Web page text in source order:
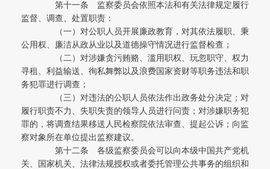
第十一条 监察委员会依照本法和有关法律规定履行
监督、调查、处置职责：
（一）对公职人员开展廉政教育，对其依法履职、秉
公用权、廉洁从政从业以及道德操守情况进行监督检查；
（二）对涉嫌贪污贿赂、滥用职权、玩忽职守、权力
寻租、利益输送、徇私舞弊以及浪费国家资财等职务违法和职
务犯罪进行调查；
（三）对违法的公职人员依法作出政务处分决定；对
履行职责不力、失职失责的领导人员进行问责；对涉嫌职务犯
罪的，将调查结果移送人民检察院依法审查、提起公诉；向监
察对象所在单位提出监察建议。
第十二条 各级监察委员会可以向本级中国共产党机
关、国家机关、法律法规授权或者委托管理公共事务的组织和